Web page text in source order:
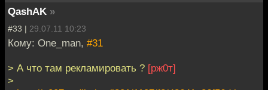
QashAK »
#33 | 29.07.11 10:23
Кому: One_man, #31
> А что там рекламировать ? [рж0т]
>